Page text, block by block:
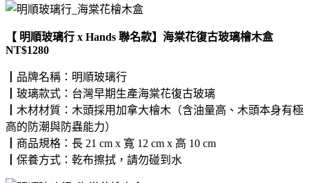
【 明順玻璃行 x Hands 聯名款】海棠花復古玻璃檜木盒
NT$1280
┃品牌名稱： 明順玻璃行
┃玻璃款式：台灣早期生產海棠花復古玻璃
┃木材材質：木頭採用加拿大檜木（含油量高、木頭本身有極
高的防潮與防蟲能力）
┃商品規格：長 21 cm x 寬 12 cm x 高 10 cm
┃保養方式：乾布擦拭，請勿碰到水